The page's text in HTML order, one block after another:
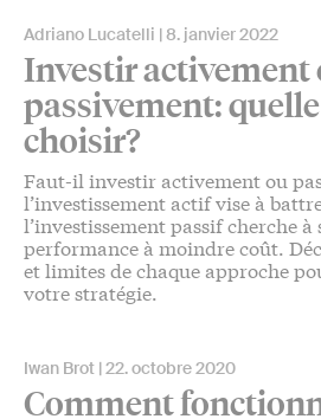
Adriano Lucatelli 8. janvier 2022
Investir activement
passivement:
choisir?
Faut-il investir activement ou
l’investissement actif vise à
l’investissement passif cherche à
performance à moindre coût.
et limites de chaque approche
votre stratégie.
Iwan Brot 22. octobre 2020
Comment